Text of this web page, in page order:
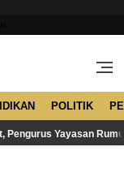
POLITIK
Pengurus Yayasan